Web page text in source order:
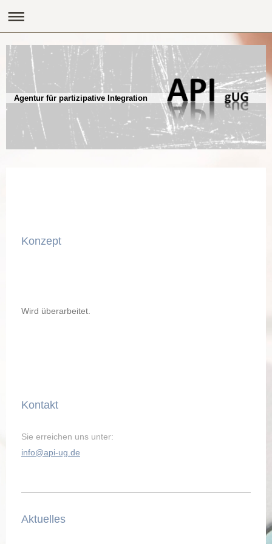
Agentur für partizipative Integration
Konzept
Wird überarbeitet.
Kontakt
Sie erreichen uns unter:
info@api-ug.de
Aktuelles